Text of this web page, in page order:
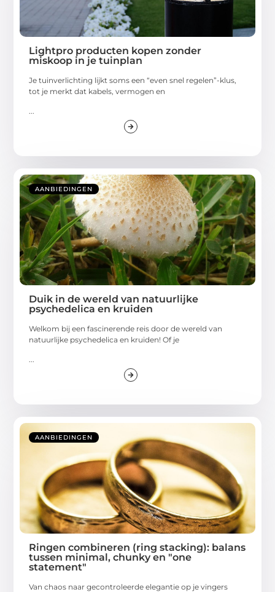
Lightpro producten kopen zonder
miskoop in je tuinplan
Je tuinverlichting lijkt soms een “even snel regelen”-klus,
tot je merkt dat kabels, vermogen en
...
AANBIEDINGEN
Duik in de wereld van natuurlijke
psychedelica en kruiden
Welkom bij een fascinerende reis door de wereld van
natuurlijke psychedelica en kruiden! Of je
...
AANBIEDINGEN
Ringen combineren (ring stacking): balans
tussen minimal, chunky en "one
statement"
Van chaos naar gecontroleerde elegantie op je vingers